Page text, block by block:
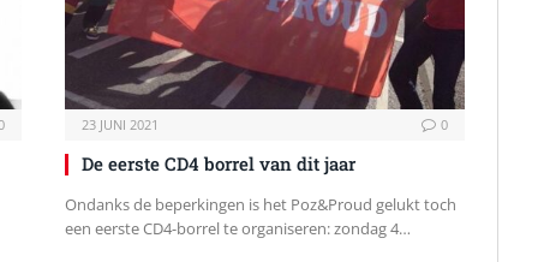
23 JUNI 2021 0
De eerste CD4 borrel van dit jaar
Ondanks de beperkingen is het Poz&Proud gelukt toch
een eerste CD4-borrel te organiseren: zondag 4…